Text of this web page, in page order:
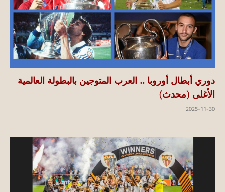
دوري أبطال أوروبا .. العرب المتوجين بالبطولة العالمية
الأغلى (محدث)
2025-11-30